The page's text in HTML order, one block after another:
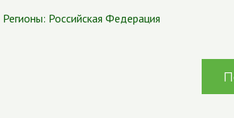
Регионы: Российская Федерация